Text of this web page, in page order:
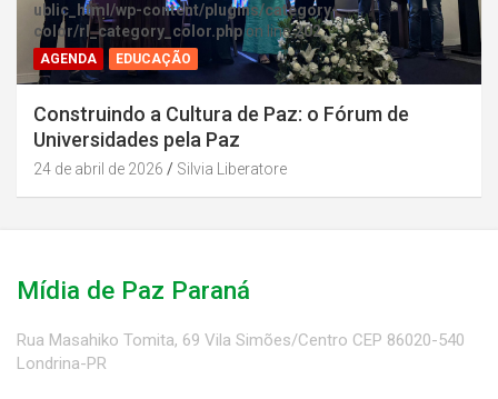
ublic_html/wp-content/plugins/category-
color/rl_category_color.phpon line202
AGENDA EDUCAÇÃO
Construindo a Cultura de Paz: o Fórum de
Universidades pela Paz
24 de abril de 2026 Silvia Liberatore
Mídia de Paz Paraná
Rua Masahiko Tomita, 69 Vila Simões/Centro CEP 86020-540
Londrina-PR